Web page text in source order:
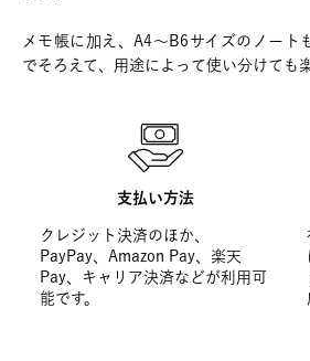
メモ帳に加え、A4～B6サイズのノート
でそろえて、用途によって使い分けても
支払い方法
クレジット決済のほか、
PayPay、Amazon Pay、楽天
Pay、キャリア決済などが利用可
能です。